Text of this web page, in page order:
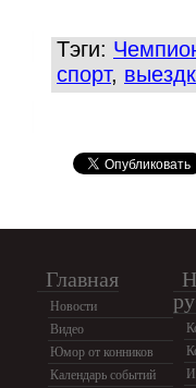
Тэги:
спорт,
Главная
Новости
Видео
Юмор от конников
Календарь событий